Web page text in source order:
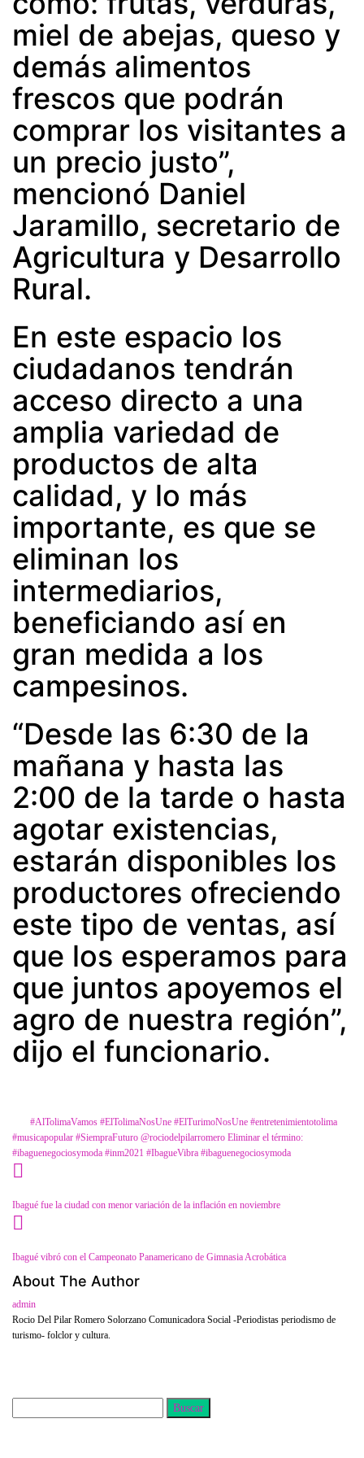
miel de abejas, queso y
demás alimentos
frescos que podrán
comprar los visitantes a
un precio justo”,
mencionó Daniel
Jaramillo, secretario de
Agricultura y Desarrollo
Rural.
En este espacio los
ciudadanos tendrán
acceso directo a una
amplia variedad de
productos de alta
calidad, y lo más
importante, es que se
eliminan los
intermediarios,
beneficiando así en
gran medida a los
campesinos.
“Desde las 6:30 de la
mañana y hasta las
2:00 de la tarde o hasta
agotar existencias,
estarán disponibles los
productores ofreciendo
este tipo de ventas, así
que los esperamos para
que juntos apoyemos el
agro de nuestra región”,
dijo el funcionario.
#AlTolimaVamos #ElTolimaNosUne #ElTurimoNosUne #entretenimientotolima
#musicapopular #SiempraFuturo @rociodelpilarromero Eliminar el término:
#ibaguenegociosymoda #inm2021 #IbagueVibra #ibaguenegociosymoda
Ibagué fue la ciudad con menor variación de la inflación en noviembre
Ibagué vibró con el Campeonato Panamericano de Gimnasia Acrobática
About The Author
admin
Rocio Del Pilar Romero Solorzano Comunicadora Social -Periodistas periodismo de
turismo- folclor y cultura.